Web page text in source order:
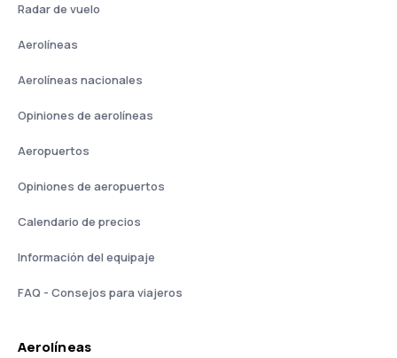
Radar de vuelo
Aerolíneas
Aerolíneas nacionales
Opiniones de aerolíneas
Aeropuertos
Opiniones de aeropuertos
Calendario de precios
Información del equipaje
FAQ - Consejos para viajeros
Aerolíneas